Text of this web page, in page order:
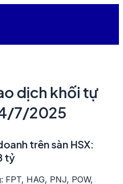
dịch khối tự
7/2025
trên sàn HSX:
tỷ
HAG, PNJ, POW,